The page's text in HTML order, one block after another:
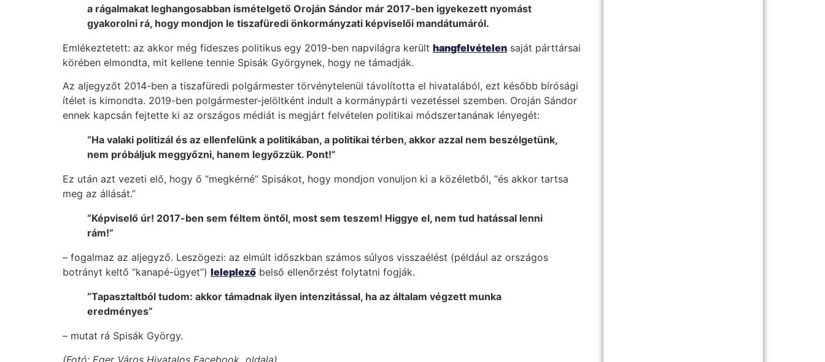
a rágalmakat leghangosabban ismételgető Oroján Sándor már 2017-ben igyekezett nyomást
gyakorolni rá, hogy mondjon le tiszafüredi önkormányzati képviselői mandátumáról.
Emlékeztetett: az akkor még fideszes politikus egy 2019-ben napvilágra került hangfelvételen saját párttársai
körében elmondta, mit kellene tennie Spisák Györgynek, hogy ne támadják.
Az aljegyzőt 2014-ben a tiszafüredi polgármester törvénytelenül távolította el hivatalából, ezt később bírósági
ítélet is kimondta. 2019-ben polgármester-jelöltként indult a kormánypárti vezetéssel szemben. Oroján Sándor
ennek kapcsán fejtette ki az országos médiát is megjárt felvételen politikai módszertanának lényegét:
“Ha valaki politizál és az ellenfelünk a politikában, a politikai térben, akkor azzal nem beszélgetünk,
nem próbáljuk meggyőzni, hanem legyőzzük. Pont!”
Ez után azt vezeti elő, hogy ő “megkérné” Spisákot, hogy mondjon vonuljon ki a közéletből, “és akkor tartsa
meg az állását.”
“Képviselő úr! 2017-ben sem féltem öntől, most sem teszem! Higgye el, nem tud hatással lenni
rám!”
– fogalmaz az aljegyző. Leszögezi: az elmúlt időszkban számos súlyos visszaélést (például az országos
botrányt keltő “kanapé-ügyet”) leleplező belső ellenőrzést folytatni fogják.
“Tapasztaltból tudom: akkor támadnak ilyen intenzitással, ha az általam végzett munka
eredményes”
– mutat rá Spisák György.
(Fotó: Eger Város Hivatalos Facebook oldala)